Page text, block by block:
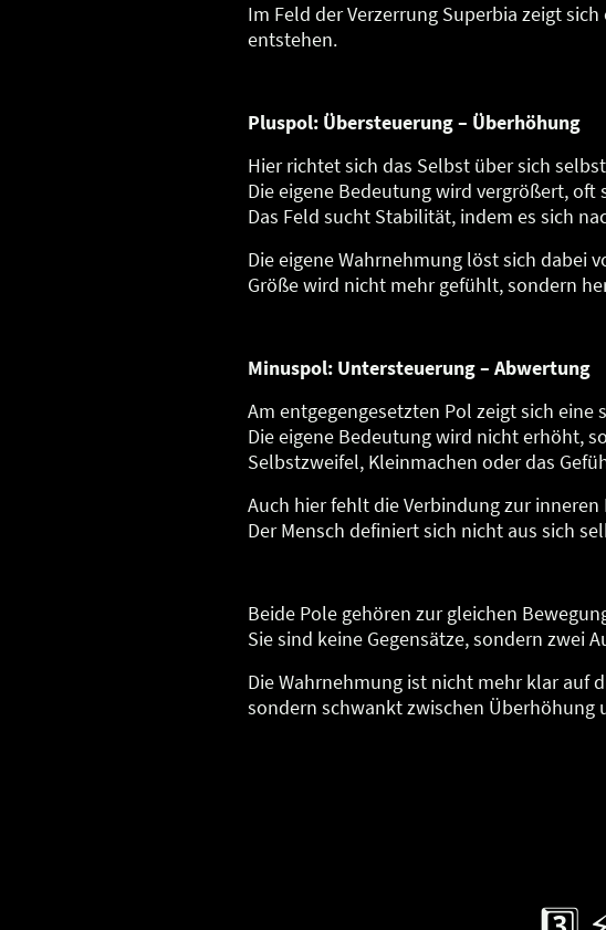
Im Feld der Verzerrung Superbia zeigt
entstehen.
Pluspol: Übersteuerung – Überhöhung
Hier richtet sich das Selbst über sich
Die eigene Bedeutung wird vergrößert,
Das Feld sucht Stabilität, indem es sich
Die eigene Wahrnehmung löst sich dabei
Größe wird nicht mehr gefühlt, sondern
Minuspol: Untersteuerung – Abwertung
Am entgegengesetzten Pol zeigt sich
Die eigene Bedeutung wird nicht erhöht,
Selbstzweifel, Kleinmachen oder das
Auch hier fehlt die Verbindung zur inneren
Der Mensch definiert sich nicht aus sich
Beide Pole gehören zur gleichen
Sie sind keine Gegensätze, sondern zwei
Die Wahrnehmung ist nicht mehr klar auf
sondern schwankt zwischen Überhöhung